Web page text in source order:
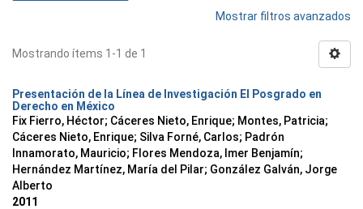
Mostrar filtros avanzados
Mostrando ítems 1-1 de 1
Presentación de la Línea de Investigación El Posgrado en
Derecho en México
Fix Fierro, Héctor; Cáceres Nieto, Enrique; Montes, Patricia;
Cáceres Nieto, Enrique; Silva Forné, Carlos; Padrón
Innamorato, Mauricio; Flores Mendoza, Imer Benjamín;
Hernández Martínez, María del Pilar; González Galván, Jorge
Alberto
2011